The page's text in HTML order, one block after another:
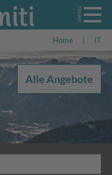
Home IT
Alle Angebote